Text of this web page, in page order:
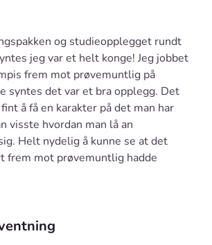
og studieopplegget rundt
jeg var et helt konge! Jeg jobbet
frem mot prøvemuntlig på
syntes det var et bra opplegg. Det
å få en karakter på det man har
visste hvordan man lå an
Helt nydelig å kunne se at det
frem mot prøvemuntlig hadde